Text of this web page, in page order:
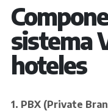
sistema
hoteles
1. PBX (Private